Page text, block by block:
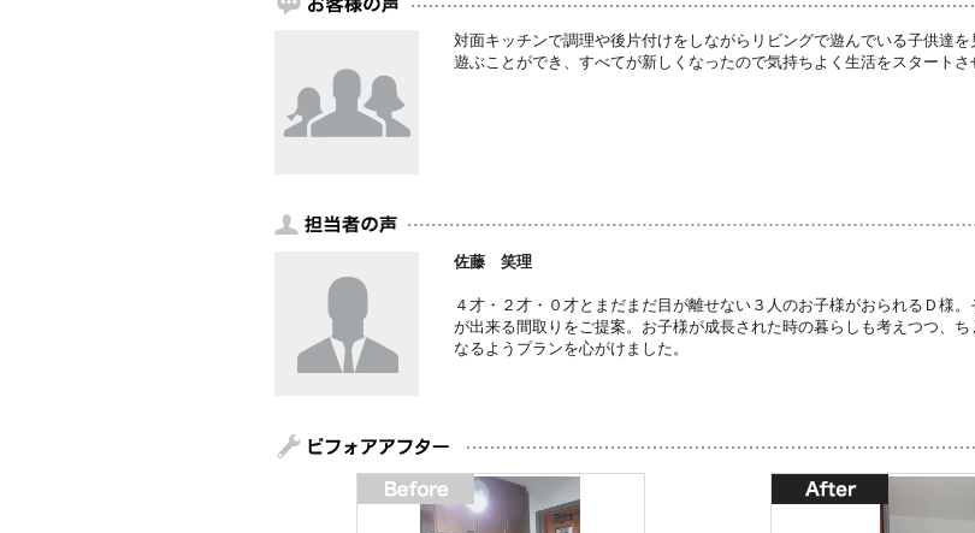
対面キッチンで調理や後片付けをしながらリビングで遊んでいる子供達
遊ぶことができ、すべてが新しくなったので気持ちよく生活をスタートさ
佐藤 笑理
４才・２才・０才とまだまだ目が離せない３人のお子様がおられるＤ様
が出来る間取りをご提案。お子様が成長された時の暮らしも考えつつ、
なるようプランを心がけました。